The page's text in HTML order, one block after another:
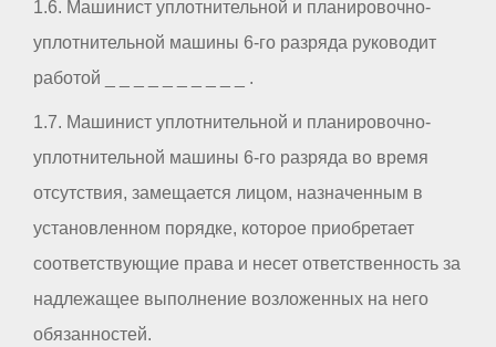
1.6. Машинист уплотнительной и планировочно-
уплотнительной машины 6-го разряда руководит
работой _ _ _ _ _ _ _ _ _ _ .
1.7. Машинист уплотнительной и планировочно-
уплотнительной машины 6-го разряда во время
отсутствия, замещается лицом, назначенным в
установленном порядке, которое приобретает
соответствующие права и несет ответственность за
надлежащее выполнение возложенных на него
обязанностей.